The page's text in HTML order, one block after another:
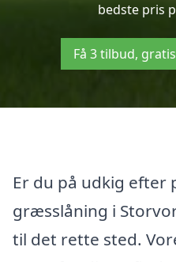
bedste pris
Få 3 tilbud,
Er du på udkig efter
græsslåning i
til det rette sted.